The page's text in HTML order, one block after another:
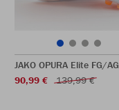
JAKO OPURA Elite FG/AG
90,99 €
139,99 €